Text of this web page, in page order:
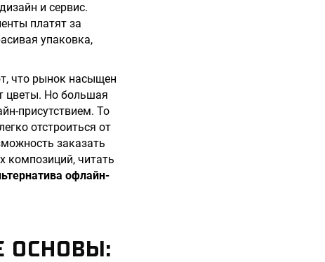
и сервис.
платят за
упаковка,
что рынок насыщен
цветы. Но большая
присутствием. То
отстроиться от
заказать
композиций, читать
офлайн-
ОСНОВЫ: